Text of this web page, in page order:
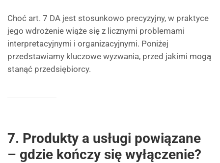
Choć art. 7 DA jest stosunkowo precyzyjny, w praktyce
jego wdrożenie wiąże się z licznymi problemami
interpretacyjnymi i organizacyjnymi. Poniżej
przedstawiamy kluczowe wyzwania, przed jakimi mogą
stanąć przedsiębiorcy.
7. Produkty a usługi powiązane
– gdzie kończy się wyłączenie?